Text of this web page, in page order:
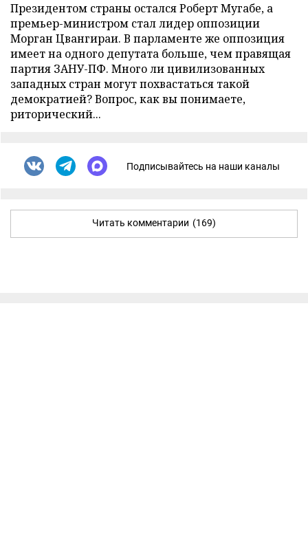
Президентом страны остался Роберт Мугабе, а
премьер-министром стал лидер оппозиции
Морган Цвангираи. В парламенте же оппозиция
имеет на одного депутата больше, чем правящая
партия ЗАНУ-ПФ. Много ли цивилизованных
западных стран могут похвастаться такой
демократией? Вопрос, как вы понимаете,
риторический...
Подписывайтесь на наши каналы
Читать комментарии (169)